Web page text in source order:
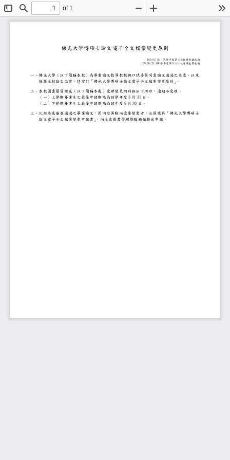
Toggle
Sidebar
Find
of 1
Zoom
Out
In
佛光大學博碩士論文電子全文檔案變更原則
109.02.25 10
8 學年度第
3 次館務會議通過
109.06.23 108學年度第
9 次行政會議包裹通過
一、佛光大學（以下簡稱
本校
） 為尊重論文指導教授與口試委員同意論文通過
維護本校論文品質，特
定訂「佛光大學博碩士論文電子全文檔案變更原則
。
二 、 本校圖書暨資訊處（以下簡稱本處）受理變更的時程如下所示，逾期不受理。
（一）上學期畢業生之最後申請期限為該學年度
3 月 31日 。
（二）下學期畢業生之最後申請期限為該年度
9 月 30日。
三 、 凡經本處審查通過之畢業論文，因內容異動而需要變更者，必須填
論文電子全文檔案變更申請書」
，向本處圖書管理暨
服務組提出申請
。